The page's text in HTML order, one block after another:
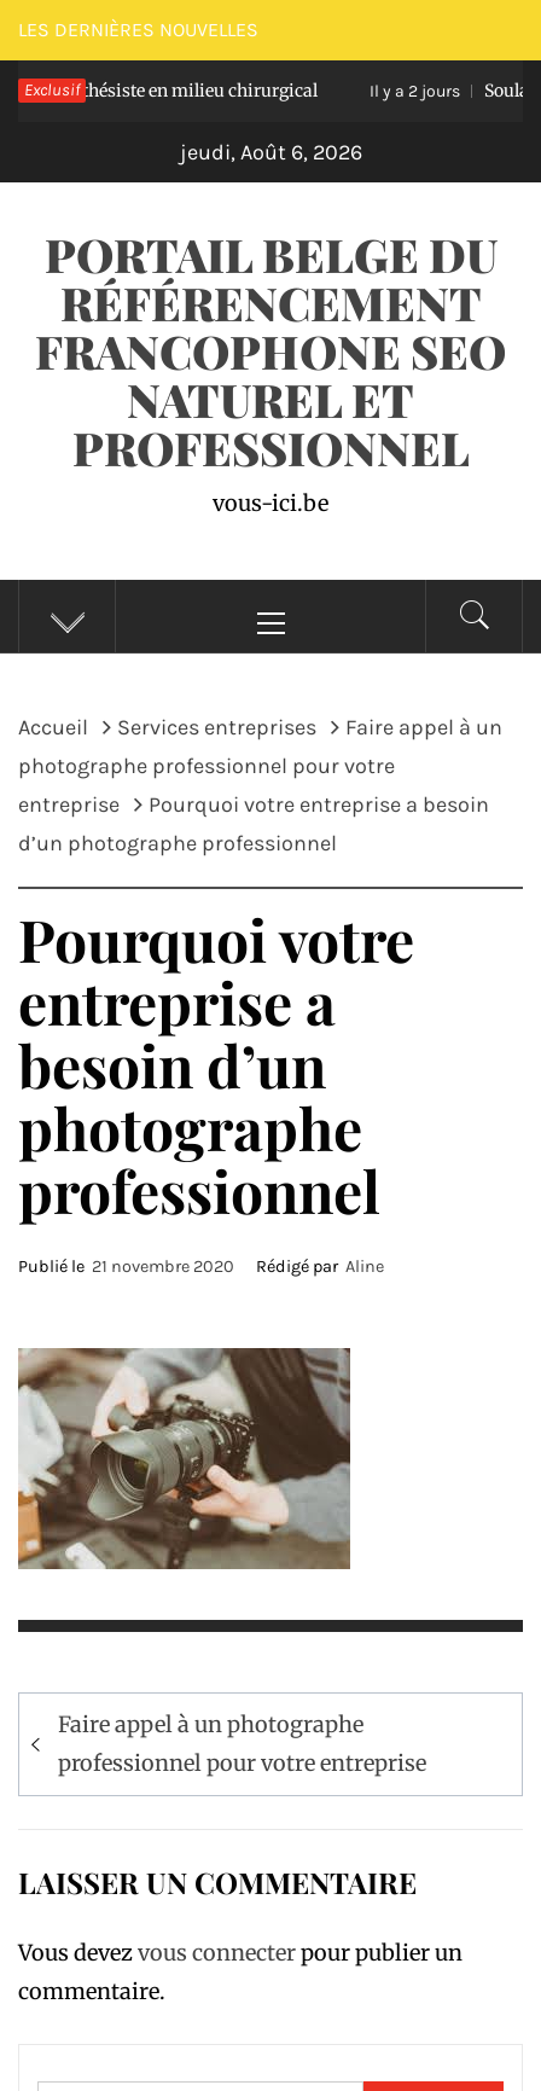
Passer
au
contenu
LES DERNIÈRES NOUVELLES
Exclusif en milieu chirurgical Il y a 2 jours Soulagez
jeudi, Août 6, 2026
PORTAIL BELGE DU
RÉFÉRENCEMENT
FRANCOPHONE SEO
NATUREL ET
PROFESSIONNEL
vous-ici.be
principal
Accueil Services entreprises
Faire appel à un
photographe professionnel pour votre
entreprise
Pourquoi votre entreprise a besoin
d’un photographe professionnel
Pourquoi votre
entreprise a
besoin d’un
photographe
professionnel
Publié le 21 novembre 2020 Rédigé par Aline
Navigation
de
l’article
Faire appel à un photographe
professionnel pour votre entreprise
LAISSER UN COMMENTAIRE
Vous devezvous connecterpour publier un
commentaire.